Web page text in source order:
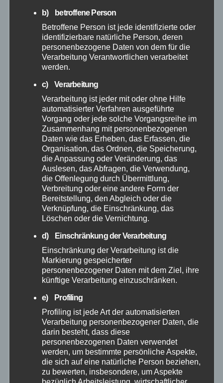
Juli 2026
Juni 2026
Mai 2026
April 2026
März 2026
Februar 2026
Januar 2026
Dezember 2025
November 2025
Oktober 2025
September 2025
August 2025
Juli 2025
Juni 2025
Mai 2025
b) betroffene Person
Betroffene Person ist jede identifizierte oder
identifizierbare natürliche Person, deren
personenbezogene Daten von dem für die
Verarbeitung Verantwortlichen verarbeitet
werden.
c) Verarbeitung
Verarbeitung ist jeder mit oder ohne Hilfe
automatisierter Verfahren ausgeführte
Vorgang oder jede solche Vorgangsreihe im
Zusammenhang mit personenbezogenen
Daten wie das Erheben, das Erfassen, die
Organisation, das Ordnen, die Speicherung,
die Anpassung oder Veränderung, das
Auslesen, das Abfragen, die Verwendung,
die Offenlegung durch Übermittlung,
Verbreitung oder eine andere Form der
Bereitstellung, den Abgleich oder die
Verknüpfung, die Einschränkung, das
Löschen oder die Vernichtung.
d) Einschränkung der Verarbeitung
Einschränkung der Verarbeitung ist die
Markierung gespeicherter
personenbezogener Daten mit dem Ziel, ihre
künftige Verarbeitung einzuschränken.
e) Profiling
Profiling ist jede Art der automatisierten
Verarbeitung personenbezogener Daten, die
darin besteht, dass diese
personenbezogenen Daten verwendet
werden, um bestimmte persönliche Aspekte,
die sich auf eine natürliche Person beziehen,
zu bewerten, insbesondere, um Aspekte